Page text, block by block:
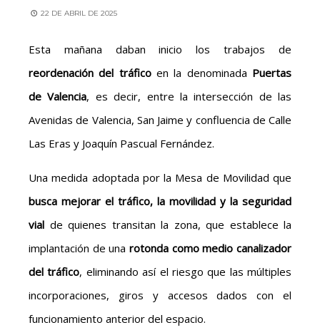
22 DE ABRIL DE 2025
Esta mañana daban inicio los trabajos de
reordenación del tráficoen la denominada Puertas
de Valencia, es decir, entre la intersección de las
Avenidas de Valencia, San Jaime y confluencia de Calle
Las Eras y Joaquín Pascual Fernández.
Una medida adoptada por la Mesa de Movilidad que
busca mejorar el tráfico, la movilidad y la seguridad
vial de quienes transitan la zona, que establece la
implantación de una rotonda como medio canalizador
del tráfico, eliminando así el riesgo que las múltiples
incorporaciones, giros y accesos dados con el
funcionamiento anterior del espacio.